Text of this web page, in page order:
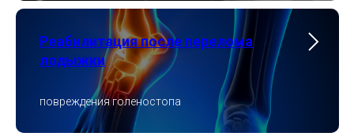
Реабилитация после перелома
лодыжки
повреждения голеностопа